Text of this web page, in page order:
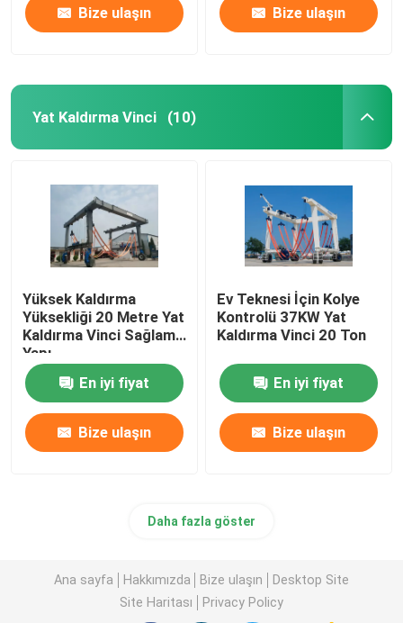
Bize ulaşın Bize ulaşın
Yat Kaldırma Vinci (10)
Yüksek Kaldırma
Yüksekliği 20 Metre Yat
Kaldırma Vinci Sağlam
Yapı
En iyi fiyat
Bize ulaşın
Ev Teknesi İçin Kolye
Kontrolü 37KW Yat
Kaldırma Vinci 20 Ton
En iyi fiyat
Bize ulaşın
Daha fazla göster
Ana sayfa Hakkımızda Bize ulaşın
Desktop Site
Site Haritası
Privacy Policy